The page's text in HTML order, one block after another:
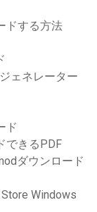
ドする方法
ェネレーター
ド
できるPDF
ダウンロード
Windows